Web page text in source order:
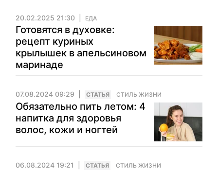
20.02.2025 21:30 ЕДА
Готовятся в духовке:
рецепт куриных
крылышек в апельсиновом
маринаде
07.08.2024 09:29 CТАТЬЯ СТИЛЬ ЖИЗНИ
Обязательно пить летом: 4
напитка для здоровья
волос, кожи и ногтей
06.08.2024 19:21 CТАТЬЯ СТИЛЬ ЖИЗНИ